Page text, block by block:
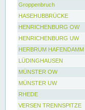
Groppenbruch
HASEHUBBRÜCKE
HENRICHENBURG OW
HENRICHENBURG UW
HERBRUM HAFENDAMM
LÜDINGHAUSEN
MÜNSTER OW
MÜNSTER UW
RHEDE
VERSEN TRENNSPITZE